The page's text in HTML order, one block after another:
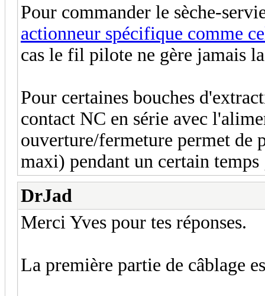
Pour commander le sèche-
actionneur spécifique comme
cas le fil pilote ne gère jamais
Pour certaines bouches
contact NC en série avec
ouverture/fermeture permet de
maxi) pendant un certain
DrJad
Merci Yves pour tes réponses.
La première partie de câblage